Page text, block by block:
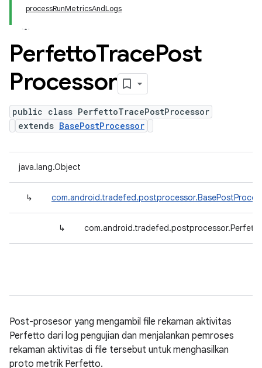
processRunMetricsAndLogs
PerfettoTracePost
Processor
public class PerfettoTracePostProcessor
extends BasePostProcessor
java.lang.Object
↳
↳
Post-prosesor yang mengambil file rekaman aktivitas
Perfetto dari log pengujian dan menjalankan pemroses
rekaman aktivitas di file tersebut untuk menghasilkan
proto metrik Perfetto.